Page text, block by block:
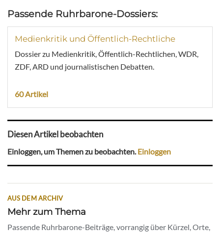
Passende Ruhrbarone-Dossiers:
Medienkritik und Öffentlich-Rechtliche
Dossier zu Medienkritik, Öffentlich-Rechtlichen, WDR,
ZDF, ARD und journalistischen Debatten.
60 Artikel
Diesen Artikel beobachten
Einloggen, um Themen zu beobachten.Einloggen
AUS DEM ARCHIV
Mehr zum Thema
Passende Ruhrbarone-Beiträge, vorrangig über Kürzel, Orte,